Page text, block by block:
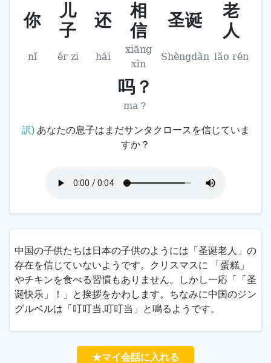
你
儿
子
还
相
信
圣诞
老
人
nǐ ér zi hái
xiāng
xìn
Shèngdàn lǎo rén
吗？
ma？
訳)あなたの息子はまだサンタクロースを信じていま
すか？
中国の子供たちは日本の子供のようには「 圣诞老人 」の
存在を信じていないようです。クリスマスに 「 蛋糕 」
やチキンを食べる習慣もありません。しかし一応「「 圣
诞快乐 」！」と挨拶をかわします。ちなみに中国のジン
グルベルは「叮叮当,叮叮当」と鳴るようです。
★マイ会話に入れる